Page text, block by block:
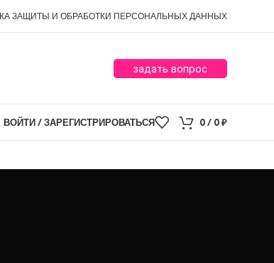
ЗАЩИТЫ И ОБРАБОТКИ ПЕРСОНАЛЬНЫХ ДАННЫХ
задать вопрос
ВОЙТИ / ЗАРЕГИСТРИРОВАТЬСЯ 0/ 0₽